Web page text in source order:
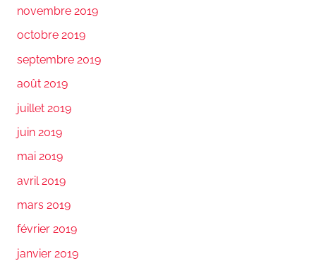
novembre 2019
octobre 2019
septembre 2019
août 2019
juillet 2019
juin 2019
mai 2019
avril 2019
mars 2019
février 2019
janvier 2019